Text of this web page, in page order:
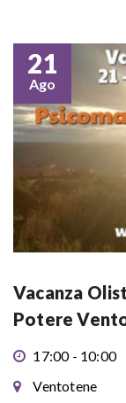
21
Ago
Vacanza
Potere
17:00 - 10:00
Ventotene